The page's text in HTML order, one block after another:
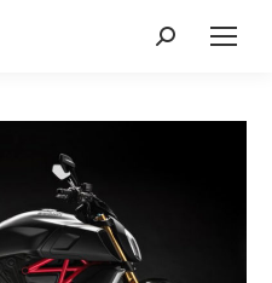
Cerca: